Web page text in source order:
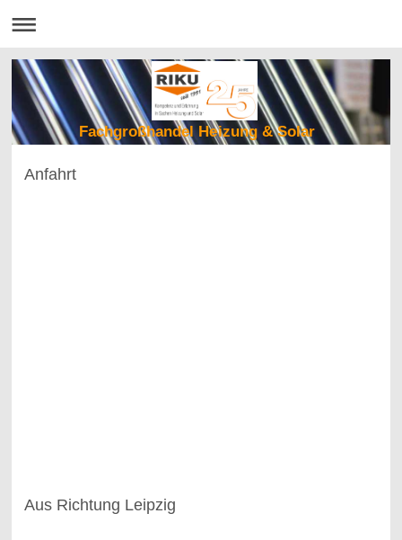
Fachgroßhandel Heizung & Solar
Anfahrt
Aus Richtung Leipzig